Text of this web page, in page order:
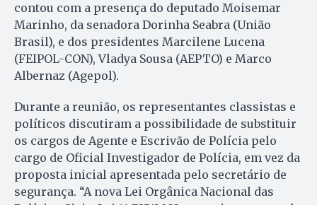
contou com a presença do deputado Moisemar
Marinho, da senadora Dorinha Seabra (União
Brasil), e dos presidentes Marcilene Lucena
(FEIPOL-CON), Vladya Sousa (AEPTO) e Marco
Albernaz (Agepol).
Durante a reunião, os representantes classistas e
políticos discutiram a possibilidade de substituir
os cargos de Agente e Escrivão de Polícia pelo
cargo de Oficial Investigador de Polícia, em vez da
proposta inicial apresentada pelo secretário de
segurança. “A nova Lei Orgânica Nacional das